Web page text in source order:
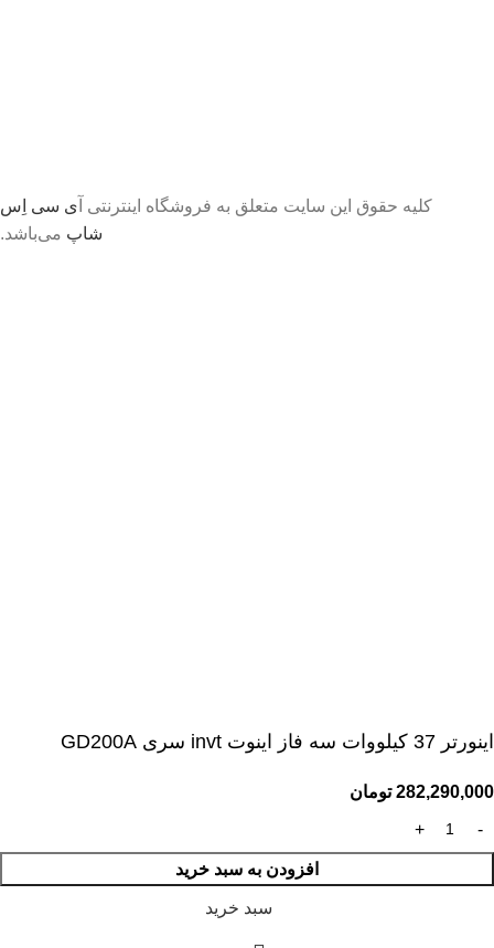
کلیه حقوق این سایت متعلق به فروشگاه اینترنتی آ ی سی اِس
شاپ می‌باشد.
اينورتر 37 کیلووات سه فاز اینوت invt سری GD200A
282,290,000 تومان
افزودن به سبد خرید
سبد خرید